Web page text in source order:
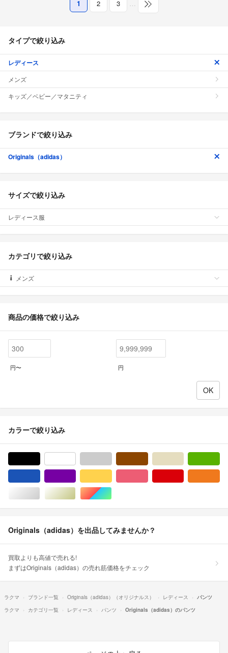
1 2 3 …
タイプで絞り込み
レディース
メンズ
キッズ／ベビー／マタニティ
ブランドで絞り込み
Originals（adidas）
サイズで絞り込み
レディース服
カテゴリで絞り込み
メンズ
商品の価格で絞り込み
円〜 円
カラーで絞り込み
シルバー/銀色系ゴールド/金色系マルチカラー
Originals（adidas）を出品してみませんか？
買取よりも高値で売れる!
まずはOriginals（adidas）の売れ筋価格をチェック
ラクマ ブランド一覧 Originals（adidas）（オリジナルス） レディース
パンツ
ラクマ
カテゴリ一覧 レディース パンツ Originals（adidas）のパンツ